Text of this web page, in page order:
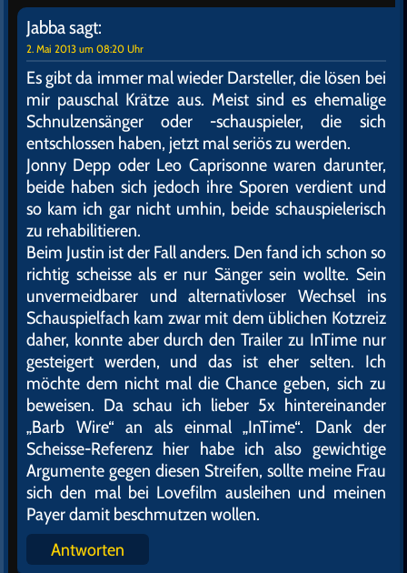
Jabbasagt:
2. Mai 2013 um 08:20 Uhr
Es gibt da immer mal wieder Darsteller, die lösen bei
mir pauschal Krätze aus. Meist sind es ehemalige
Schnulzensänger oder -schauspieler, die sich
entschlossen haben, jetzt mal seriös zu werden.
Jonny Depp oder Leo Caprisonne waren darunter,
beide haben sich jedoch ihre Sporen verdient und
so kam ich gar nicht umhin, beide schauspielerisch
zu rehabilitieren.
Beim Justin ist der Fall anders. Den fand ich schon so
richtig scheisse als er nur Sänger sein wollte. Sein
unvermeidbarer und alternativloser Wechsel ins
Schauspielfach kam zwar mit dem üblichen Kotzreiz
daher, konnte aber durch den Trailer zu InTime nur
gesteigert werden, und das ist eher selten. Ich
möchte dem nicht mal die Chance geben, sich zu
beweisen. Da schau ich lieber 5x hintereinander
„Barb Wire“ an als einmal „InTime“. Dank der
Scheisse-Referenz hier habe ich also gewichtige
Argumente gegen diesen Streifen, sollte meine Frau
sich den mal bei Lovefilm ausleihen und meinen
Payer damit beschmutzen wollen.
Antworten